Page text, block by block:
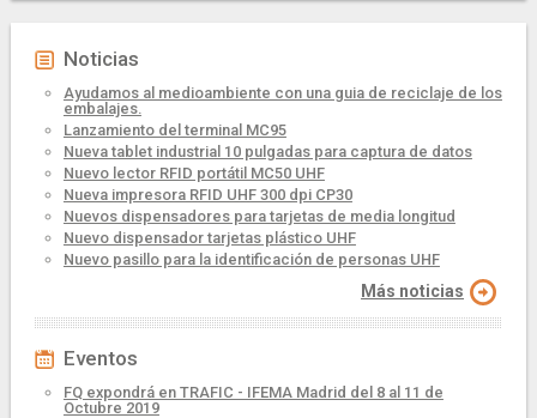
Noticias
Ayudamos al medioambiente con una guia de reciclaje de los
embalajes.
Lanzamiento del terminal MC95
Nueva tablet industrial 10 pulgadas para captura de datos
Nuevo lector RFID portátil MC50 UHF
Nueva impresora RFID UHF 300 dpi CP30
Nuevos dispensadores para tarjetas de media longitud
Nuevo dispensador tarjetas plástico UHF
Nuevo pasillo para la identificación de personas UHF
Más noticias
Eventos
FQ expondrá en TRAFIC - IFEMA Madrid del 8 al 11 de
Octubre 2019